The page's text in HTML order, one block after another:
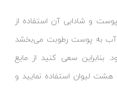
و شادابی آن استفاده از
آب به پوست رطوبت می‌بخشد
بنابراین سعی کنید از مایع
لیوان استفاده نمایید و